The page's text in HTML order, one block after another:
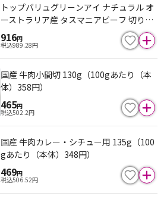
トップバリュグリーンアイ ナチュラル オ
ーストラリア産 タスマニアビーフ 切りお
とし 200g(100gあたり(本体)458円)※消
費期限が翌日の場合がございます
916円
税込989.28円
国産 牛肉小間切 130g（100gあたり（本
体）358円）
465円
税込502.2円
国産 牛肉カレー・シチュー用 135g（100
gあたり（本体）348円）
469円
税込506.52円